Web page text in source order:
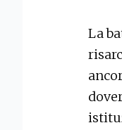
La